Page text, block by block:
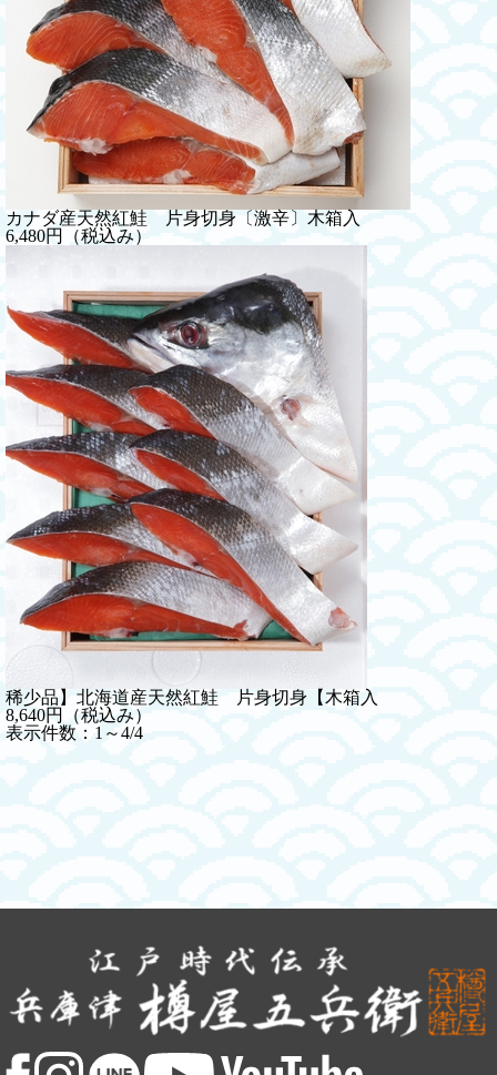
カナダ産天然紅鮭 片身切身〔激辛〕木箱入
6,480円（税込み）
稀少品】北海道産天然紅鮭 片身切身【木箱入
8,640円（税込み）
表示件数：1～4/4